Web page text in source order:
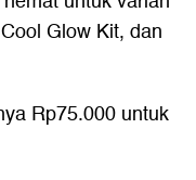
Glow Kit, dan
Rp75.000 untuk